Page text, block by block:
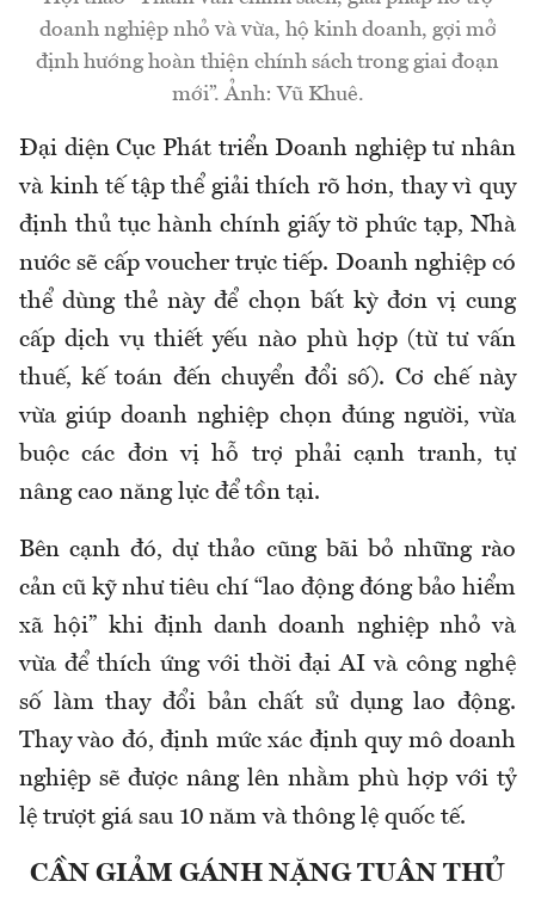
doanh nghiệp nhỏ và vừa, hộ kinh doanh, gợi mở
định hướng hoàn thiện chính sách trong giai đoạn
mới”. Ảnh: Vũ Khuê.
Đại diện Cục Phát triển Doanh nghiệp tư nhân
và kinh tế tập thể giải thích rõ hơn, thay vì quy
định thủ tục hành chính giấy tờ phức tạp, Nhà
nước sẽ cấp voucher trực tiếp. Doanh nghiệp có
thể dùng thẻ này để chọn bất kỳ đơn vị cung
cấp dịch vụ thiết yếu nào phù hợp (từ tư vấn
thuế, kế toán đến chuyển đổi số). Cơ chế này
vừa giúp doanh nghiệp chọn đúng người, vừa
buộc các đơn vị hỗ trợ phải cạnh tranh, tự
nâng cao năng lực để tồn tại.
Bên cạnh đó, dự thảo cũng bãi bỏ những rào
cản cũ kỹ như tiêu chí “lao động đóng bảo hiểm
xã hội” khi định danh doanh nghiệp nhỏ và
vừa để thích ứng với thời đại AI và công nghệ
số làm thay đổi bản chất sử dụng lao động.
Thay vào đó, định mức xác định quy mô doanh
nghiệp sẽ được nâng lên nhằm phù hợp với tỷ
lệ trượt giá sau 10 năm và thông lệ quốc tế.
CẦN GIẢM GÁNH NẶNG TUÂN THỦ